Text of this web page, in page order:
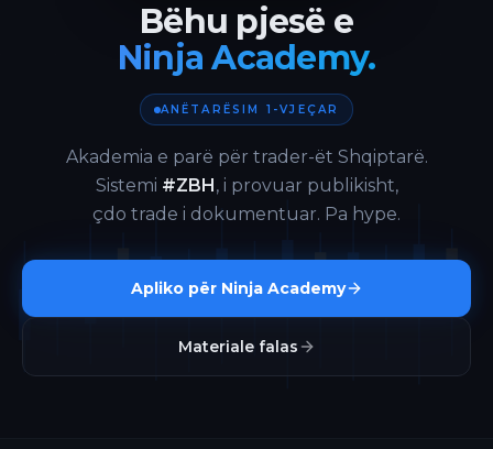
Bëhu pjesë e
Ninja Academy.
ANËTARËSIM 1-VJEÇAR
Akademia e parë për trader-ët Shqiptarë.
Sistemi #ZBH, i provuar publikisht,
çdo trade i dokumentuar. Pa hype.
Apliko për Ninja Academy
Materiale falas